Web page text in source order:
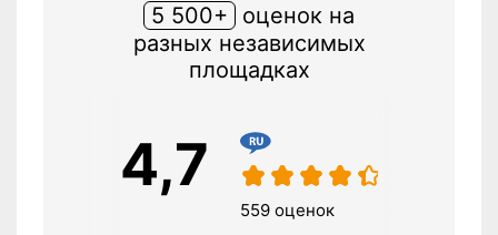
5 500+
оценок на
разных независимых
площадках
5,0
321 оценка